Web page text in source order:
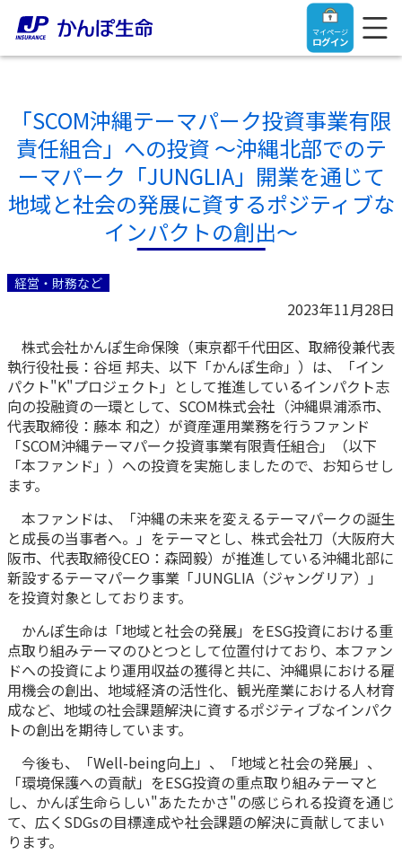
マイページ
ログイン
トップ
ご契約者さま
ご契約者さま
入院保険金・手術保険金のご請求
きっかけ・できごとから探す
マイページでできること
新規登録
ログイン
ご契約内容の確認
お客さまに関する情報等の確認の取り組み
保険をご検討中のお客さま
終身保険
養老保険
学資保険
長寿支援保険
お見積りシミュレーション
資料請求
保険の探し方のポイント
これからのライフイベントでかかる費用とは？
【まずはご相談ください】企業経営でお悩みの方はこ
ちら
法人のお客さま向け商品一覧
お役立ち情報
かんぽ生命の団体取扱い
法人向け資料請求
お問い合わせ先
お役立ち情報
保険
医療
お金
子育て
ライフプラン
健康情報
かんぽ生命について
ご挨拶
経営理念・経営戦略
会社概要
財務情報
株主・投資家のみなさまへ
日本郵政グループとしての取り組み
採用情報
CM・オウンドメディア／ソーシャルメディア
よくあるご質問
お問い合わせ
サステナビリティ
株主・投資家のみなさまへ
採用情報
English
「SCOM沖縄テーマパーク投資事業有限
責任組合」への投資 ～沖縄北部でのテ
ーマパーク「JUNGLIA」開業を通じて
地域と社会の発展に資するポジティブな
インパクトの創出～
経営・財務など
2023年11月28日
株式会社かんぽ生命保険（東京都千代田区、取締役兼代表
執行役社長：谷垣 邦夫、以下「かんぽ生命」）は、「イン
パクト"K"プロジェクト」として推進しているインパクト志
向の投融資の一環として、SCOM株式会社（沖縄県浦添市、
代表取締役：藤本 和之）が資産運用業務を行うファンド
「SCOM沖縄テーマパーク投資事業有限責任組合」（以下
「本ファンド」）への投資を実施しましたので、お知らせし
ます。
本ファンドは、「沖縄の未来を変えるテーマパークの誕生
と成長の当事者へ。」をテーマとし、株式会社刀（大阪府大
阪市、代表取締役CEO：森岡毅）が推進している沖縄北部に
新設するテーマパーク事業「JUNGLIA（ジャングリア）」
を投資対象としております。
かんぽ生命は「地域と社会の発展」をESG投資における重
点取り組みテーマのひとつとして位置付けており、本ファン
ドへの投資により運用収益の獲得と共に、沖縄県における雇
用機会の創出、地域経済の活性化、観光産業における人材育
成など、地域の社会課題解決に資するポジティブなインパク
トの創出を期待しています。
今後も、「Well-being向上」、「地域と社会の発展」、
「環境保護への貢献」をESG投資の重点取り組みテーマと
し、かんぽ生命らしい"あたたかさ"の感じられる投資を通じ
て、広くSDGsの目標達成や社会課題の解決に貢献してまい
ります。